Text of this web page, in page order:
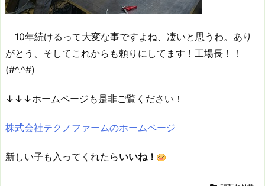
10年続けるって大変な事ですよね、凄いと思うわ。あり
がとう、そしてこれからも頼りにしてます！工場長！！
(#^.^#)
↓↓↓ホームページも是非ご覧ください！
株式会社テクノファームのホームページ
新しい子も入ってくれたらいいね！